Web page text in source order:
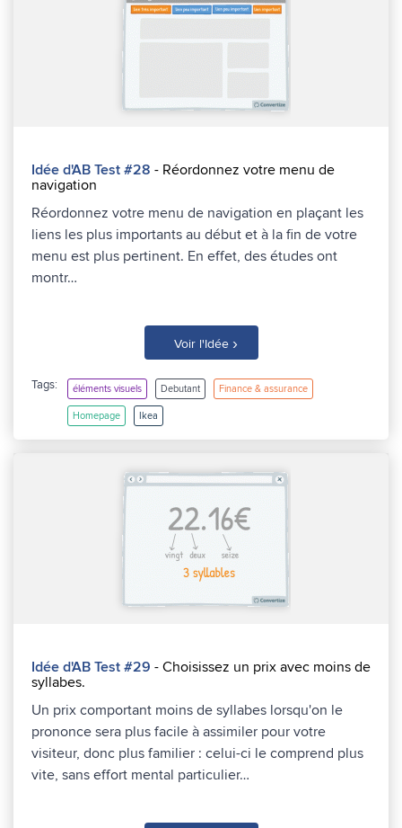
Idée d'AB Test #28 - Réordonnez votre menu de
navigation
Réordonnez votre menu de navigation en plaçant les
liens les plus importants au début et à la fin de votre
menu est plus pertinent. En effet, des études ont
montr…
Voir l'Idée ›
Tags: éléments visuels Debutant Finance & assurance
Homepage Ikea
Idée d'AB Test #29 - Choisissez un prix avec moins de
syllabes.
Un prix comportant moins de syllabes lorsqu'on le
prononce sera plus facile à assimiler pour votre
visiteur, donc plus familier : celui-ci le comprend plus
vite, sans effort mental particulier…